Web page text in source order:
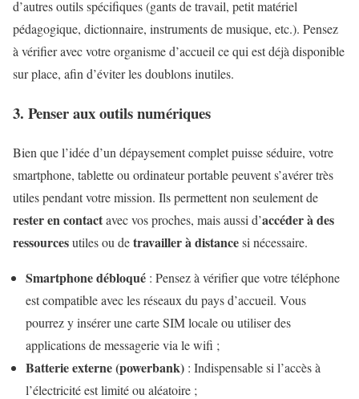
d’autres outils spécifiques (gants de travail, petit matériel
pédagogique, dictionnaire, instruments de musique, etc.). Pensez
à vérifier avec votre organisme d’accueil ce qui est déjà disponible
sur place, afin d’éviter les doublons inutiles.
3. Penser aux outils numériques
Bien que l’idée d’un dépaysement complet puisse séduire, votre
smartphone, tablette ou ordinateur portable peuvent s’avérer très
utiles pendant votre mission. Ils permettent non seulement de
rester en contactavec vos proches, mais aussi d’accéder à des
ressourcesutiles ou detravailler à distancesi nécessaire.
Smartphone débloqué : Pensez à vérifier que votre téléphone
est compatible avec les réseaux du pays d’accueil. Vous
pourrez y insérer une carte SIM locale ou utiliser des
applications de messagerie via le wifi ;
Batterie externe (powerbank) : Indispensable si l’accès à
l’électricité est limité ou aléatoire ;